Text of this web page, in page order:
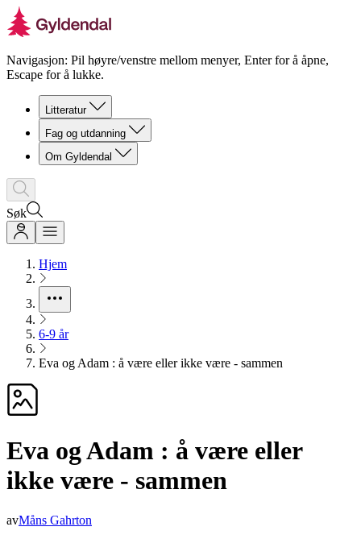
Navigasjon: Pil høyre/venstre mellom menyer, Enter for å åpne,
Escape for å lukke.
Litteratur
Fag og utdanning
Om Gyldendal
Søk
Hjem
6-9 år
Eva og Adam : å være eller ikke være - sammen
Eva og Adam : å være eller
ikke være - sammen
avMåns Gahrton